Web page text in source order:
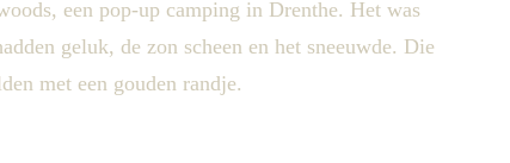
een pop-up camping in Drenthe. Het was
geluk, de zon scheen en het sneeuwde. Die
met een gouden randje.